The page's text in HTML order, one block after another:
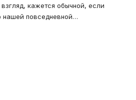
кажется обычной, если
нашей повседневной…